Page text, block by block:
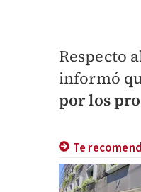
Respecto
informó
por los
Te